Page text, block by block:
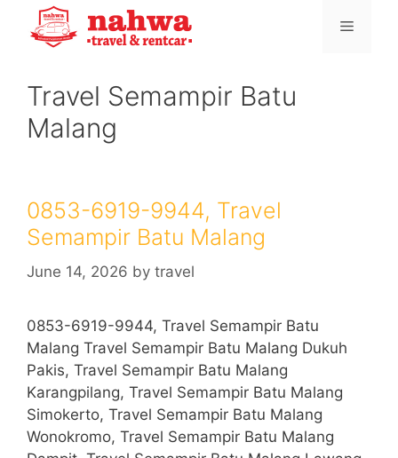
Menu
Travel Semampir Batu
Malang
0853-6919-9944, Travel
Semampir Batu Malang
June 14, 2026 by travel
0853-6919-9944, Travel Semampir Batu
Malang Travel Semampir Batu Malang Dukuh
Pakis, Travel Semampir Batu Malang
Karangpilang, Travel Semampir Batu Malang
Simokerto, Travel Semampir Batu Malang
Wonokromo, Travel Semampir Batu Malang